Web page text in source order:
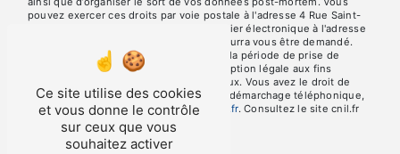
pouvez exercer ces droits par voie postale à l'adresse 4 Rue Saint-
Saëns 77300 Fontainebleau ou par courrier électronique à l'adresse
lca@lcasps.fr. Un justificatif d'identité pourra vous être demandé.
Nous conservons vos données pendant la période de prise de
contact puis pendant la durée de prescription légale aux fins
probatoires et de gestion des contentieux. Vous avez le droit de
vous inscrire sur la liste d'opposition au démarchage téléphonique,
disponible à cette adresse:Bloctel.gouv.fr. Consultez le site cnil.fr
pour plus d’informations sur vos droits.
Ce site utilise des cookies
et vous donne le contrôle
sur ceux que vous
souhaitez activer